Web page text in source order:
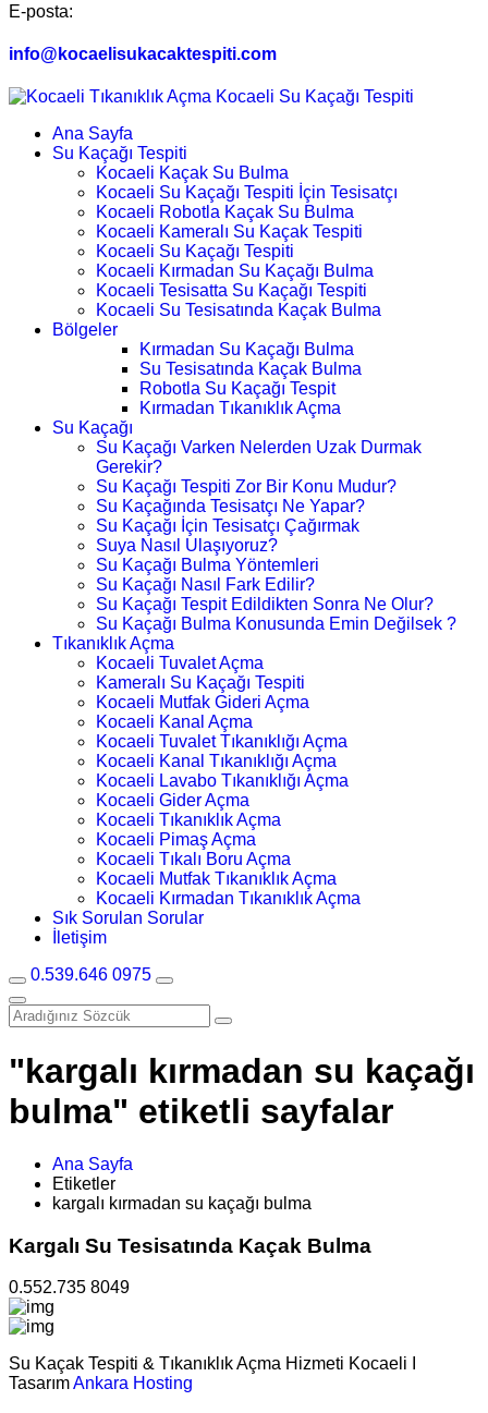
E-posta:
info@kocaelisukacaktespiti.com
Ana Sayfa
Su Kaçağı Tespiti
Kocaeli Kaçak Su Bulma
Kocaeli Su Kaçağı Tespiti İçin Tesisatçı
Kocaeli Robotla Kaçak Su Bulma
Kocaeli Kameralı Su Kaçak Tespiti
Kocaeli Su Kaçağı Tespiti
Kocaeli Kırmadan Su Kaçağı Bulma
Kocaeli Tesisatta Su Kaçağı Tespiti
Kocaeli Su Tesisatında Kaçak Bulma
Bölgeler
Kırmadan Su Kaçağı Bulma
Su Tesisatında Kaçak Bulma
Robotla Su Kaçağı Tespit
Kırmadan Tıkanıklık Açma
Su Kaçağı
Su Kaçağı Varken Nelerden Uzak Durmak
Gerekir?
Su Kaçağı Tespiti Zor Bir Konu Mudur?
Su Kaçağında Tesisatçı Ne Yapar?
Su Kaçağı İçin Tesisatçı Çağırmak
Suya Nasıl Ulaşıyoruz?
Su Kaçağı Bulma Yöntemleri
Su Kaçağı Nasıl Fark Edilir?
Su Kaçağı Tespit Edildikten Sonra Ne Olur?
Su Kaçağı Bulma Konusunda Emin Değilsek ?
Tıkanıklık Açma
Kocaeli Tuvalet Açma
Kameralı Su Kaçağı Tespiti
Kocaeli Mutfak Gideri Açma
Kocaeli Kanal Açma
Kocaeli Tuvalet Tıkanıklığı Açma
Kocaeli Kanal Tıkanıklığı Açma
Kocaeli Lavabo Tıkanıklığı Açma
Kocaeli Gider Açma
Kocaeli Tıkanıklık Açma
Kocaeli Pimaş Açma
Kocaeli Tıkalı Boru Açma
Kocaeli Mutfak Tıkanıklık Açma
Kocaeli Kırmadan Tıkanıklık Açma
Sık Sorulan Sorular
İletişim
0.539.646 0975
"kargalı kırmadan su kaçağı
bulma" etiketli sayfalar
Ana Sayfa
Etiketler
kargalı kırmadan su kaçağı bulma
Kargalı Su Tesisatında Kaçak Bulma
0.552.735 8049
Su Kaçak Tespiti & Tıkanıklık Açma Hizmeti Kocaeli I
TasarımAnkara Hosting